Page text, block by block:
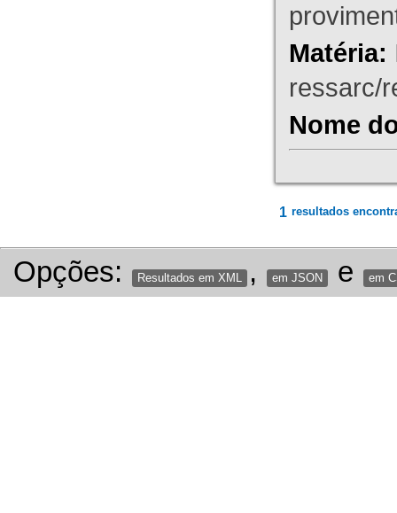
Matéria:
ressarc/
Nome
1 resultados
Opções: Resultados em XML , em JSON e em